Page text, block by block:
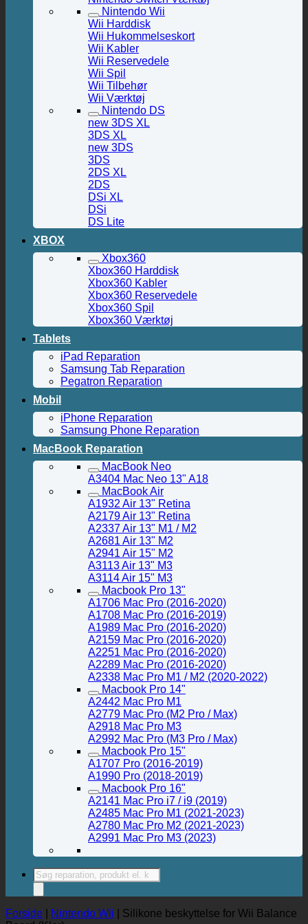
Nintendo Wii
Wii Harddisk
Wii Hukommelseskort
Wii Kabler
Wii Reservedele
Wii Spil
Wii Tilbehør
Wii Værktøj
Nintendo DS
new 3DS XL
3DS XL
new 3DS
3DS
2DS XL
2DS
DSi XL
DSi
DS Lite
XBOX
Xbox360
Xbox360 Harddisk
Xbox360 Kabler
Xbox360 Reservedele
Xbox360 Spil
Xbox360 Værktøj
Tablets
iPad Reparation
Samsung Tab Reparation
Pegatron Reparation
Mobil
iPhone Reparation
Samsung Phone Reparation
MacBook Reparation
MacBook Neo
A3404 Mac Neo 13" A18
MacBook Air
A1932 Air 13" Retina
A2179 Air 13" Retina
A2337 Air 13" M1 / M2
A2681 Air 13" M2
A2941 Air 15" M2
A3113 Air 13" M3
A3114 Air 15" M3
Macbook Pro 13"
A1706 Mac Pro (2016-2020)
A1708 Mac Pro (2016-2019)
A1989 Mac Pro (2016-2020)
A2159 Mac Pro (2016-2020)
A2251 Mac Pro (2016-2020)
A2289 Mac Pro (2016-2020)
A2338 Mac Pro M1 / M2 (2020-2022)
Macbook Pro 14"
A2442 Mac Pro M1
A2779 Mac Pro (M2 Pro / Max)
A2918 Mac Pro M3
A2992 Mac Pro (M3 Pro / Max)
Macbook Pro 15"
A1707 Pro (2016-2019)
A1990 Pro (2018-2019)
Macbook Pro 16"
A2141 Mac Pro i7 / i9 (2019)
A2485 Mac Pro M1 (2021-2023)
A2780 Mac Pro M2 (2021-2023)
A2991 Mac Pro M3 (2023)
Products
search
Forside Nintendo Wii
Silikone beskyttelse for Wii Balance